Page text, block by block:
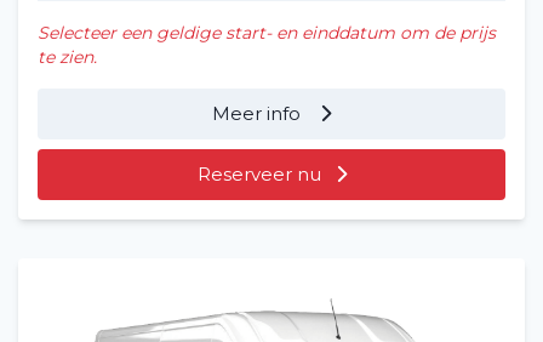
Selecteer een geldige start- en einddatum om de prijs
te zien.
Meer info
Reserveer nu